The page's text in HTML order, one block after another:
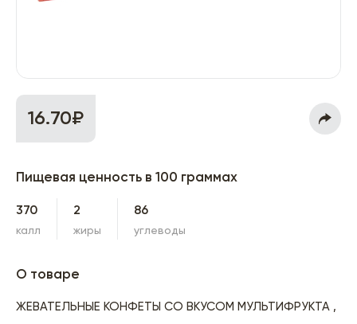
16.70₽
Пищевая ценность в 100 граммах
370
калл
2
жиры
86
углеводы
О товаре
ЖЕВАТЕЛЬНЫЕ КОНФЕТЫ СО ВКУСОМ МУЛЬТИФРУКТА ,